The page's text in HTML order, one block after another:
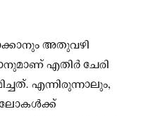
അതുവഴി
എതിർ ചേരി
എന്നിരുന്നാലും,